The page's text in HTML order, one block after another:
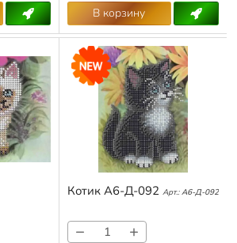
В корзину
Котик А6-Д-092 Арт.: А6-Д-092
− +